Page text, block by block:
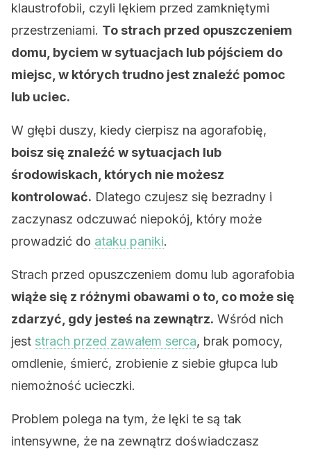
klaustrofobii, czyli lękiem przed zamkniętymi
przestrzeniami. To strach przed opuszczeniem
domu, byciem w sytuacjach lub pójściem do
miejsc, w których trudno jest znaleźć pomoc
lub uciec.
W głębi duszy, kiedy cierpisz na agorafobię,
boisz się znaleźć w sytuacjach lub
środowiskach, których nie możesz
kontrolować. Dlatego czujesz się bezradny i
zaczynasz odczuwać niepokój, który może
prowadzić do ataku paniki.
Strach przed opuszczeniem domu lub agorafobia
wiąże się z różnymi obawami o to, co może się
zdarzyć, gdy jesteś na zewnątrz. Wśród nich
jest strach przed zawałem serca, brak pomocy,
omdlenie, śmierć, zrobienie z siebie głupca lub
niemożność ucieczki.
Problem polega na tym, że lęki te są tak
intensywne, że na zewnątrz doświadczasz